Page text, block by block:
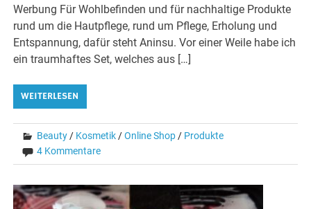
Werbung Für Wohlbefinden und für nachhaltige Produkte
rund um die Hautpflege, rund um Pflege, Erholung und
Entspannung, dafür steht Aninsu. Vor einer Weile habe ich
ein traumhaftes Set, welches aus […]
WEITERLESEN
Beauty/ Kosmetik/Online Shop/ Produkte
4 Kommentare